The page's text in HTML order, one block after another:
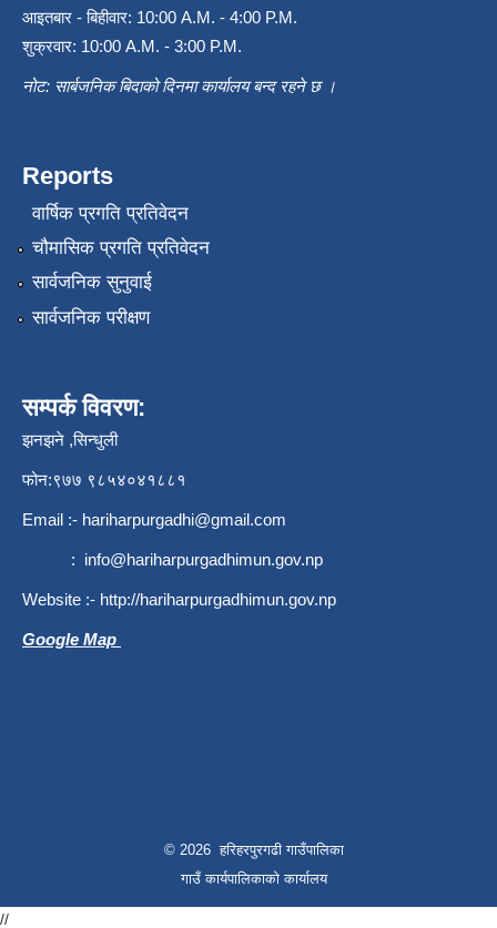
आइतबार - बिहीवार: 10:00 A.M. - 4:00 P.M.
शुक्रवार: 10:00 A.M. - 3:00 P.M.
नोट: सार्बजनिक बिदाको दिनमा कार्यालय बन्द रहने छ ।
Reports
वार्षिक प्रगति प्रतिवेदन
चौमासिक प्रगति प्रतिवेदन
सार्वजनिक सुनुवाई
सार्वजनिक परीक्षण
सम्पर्क विवरण:
झनझने ,सिन्धुली
फोन:९७७ ९८५४०४१८८१
Email :- hariharpurgadhi@gmail.com
: info@hariharpurgadhimun.gov.np
Website :- http://hariharpurgadhimun.gov.np
Google Map
© 2026 हरिहरपुरगढी गाउँपालिका
गाउँ कार्यपालिकाको कार्यालय
//